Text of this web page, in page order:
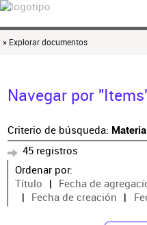
» Explorar documentos
Navegar por
Criterio de búsqueda:
45 registros
Ordenar por:
Título
Fecha de
Fecha de creación